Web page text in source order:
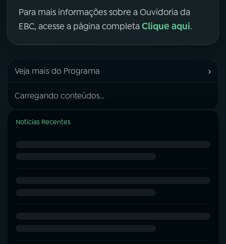
Para mais informações sobre a Ouvidoria da
EBC, acesse a página completa Clique aqui.
Veja mais do Programa ›
Carregando conteúdos...
Notícias Recentes